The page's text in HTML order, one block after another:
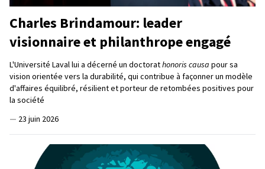
Charles Brindamour: leader
visionnaire et philanthrope engagé
L'Université Laval lui a décerné un doctorathonoris causa pour sa
vision orientée vers la durabilité, qui contribue à façonner un modèle
d'affaires équilibré, résilient et porteur de retombées positives pour
la société
— 23 juin 2026